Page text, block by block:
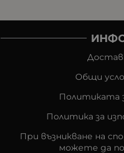
Общи
Политиката
Политика за
При възникване на
можете да